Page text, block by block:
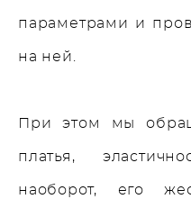
параметрами и
на ней.
При этом мы
платья,
наоборот, его